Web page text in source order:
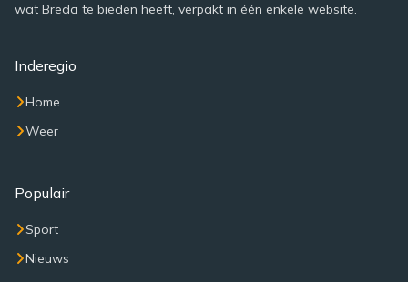
wat Breda te bieden heeft, verpakt in één enkele website.
Inderegio
Home
Weer
Populair
Sport
Nieuws